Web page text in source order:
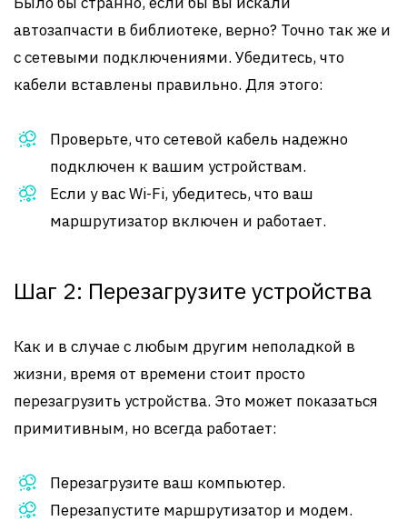
автозапчасти в библиотеке, верно? Точно так же и
с сетевыми подключениями. Убедитесь, что
кабели вставлены правильно. Для этого:
Проверьте, что сетевой кабель надежно
подключен к вашим устройствам.
Если у вас Wi-Fi, убедитесь, что ваш
маршрутизатор включен и работает.
Шаг 2: Перезагрузите устройства
Как и в случае с любым другим неполадкой в
жизни, время от времени стоит просто
перезагрузить устройства. Это может показаться
примитивным, но всегда работает:
Перезагрузите ваш компьютер.
Перезапустите маршрутизатор и модем.